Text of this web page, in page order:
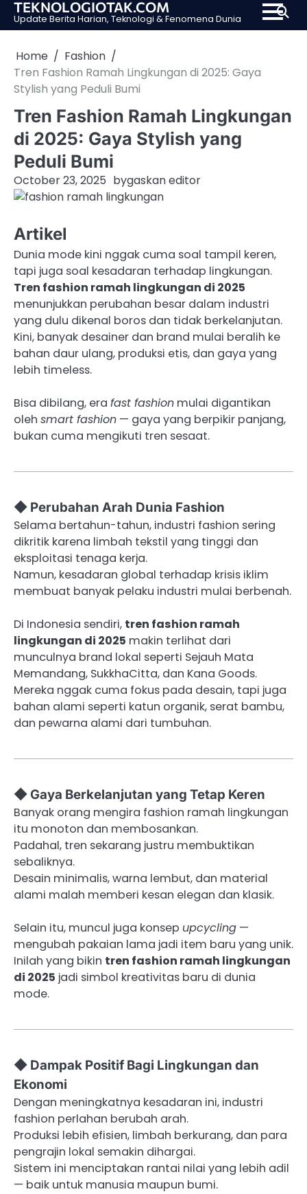
SkipTEKNOLOGIOTAK.COM
Update Berita Harian, Teknologi & Fenomena Dunia
Home
Fashion
Tren Fashion Ramah Lingkungan di 2025: Gaya
Stylish yang Peduli Bumi
Tren Fashion Ramah Lingkungan
di 2025: Gaya Stylish yang
Peduli Bumi
October 23, 2025 bygaskan editor
Artikel
Dunia mode kini nggak cuma soal tampil keren,
tapi juga soal kesadaran terhadap lingkungan.
Tren fashion ramah lingkungan di 2025
menunjukkan perubahan besar dalam industri
yang dulu dikenal boros dan tidak berkelanjutan.
Kini, banyak desainer dan brand mulai beralih ke
bahan daur ulang, produksi etis, dan gaya yang
lebih timeless.
Bisa dibilang, era fast fashion mulai digantikan
oleh smart fashion — gaya yang berpikir panjang,
bukan cuma mengikuti tren sesaat.
◆ Perubahan Arah Dunia Fashion
Selama bertahun-tahun, industri fashion sering
dikritik karena limbah tekstil yang tinggi dan
eksploitasi tenaga kerja.
Namun, kesadaran global terhadap krisis iklim
membuat banyak pelaku industri mulai berbenah.
Di Indonesia sendiri, tren fashion ramah
lingkungan di 2025 makin terlihat dari
munculnya brand lokal seperti Sejauh Mata
Memandang, SukkhaCitta, dan Kana Goods.
Mereka nggak cuma fokus pada desain, tapi juga
bahan alami seperti katun organik, serat bambu,
dan pewarna alami dari tumbuhan.
◆ Gaya Berkelanjutan yang Tetap Keren
Banyak orang mengira fashion ramah lingkungan
itu monoton dan membosankan.
Padahal, tren sekarang justru membuktikan
sebaliknya.
Desain minimalis, warna lembut, dan material
alami malah memberi kesan elegan dan klasik.
Selain itu, muncul juga konsep upcycling —
mengubah pakaian lama jadi item baru yang unik.
Inilah yang bikin tren fashion ramah lingkungan
di 2025 jadi simbol kreativitas baru di dunia
mode.
◆ Dampak Positif Bagi Lingkungan dan
Ekonomi
Dengan meningkatnya kesadaran ini, industri
fashion perlahan berubah arah.
Produksi lebih efisien, limbah berkurang, dan para
pengrajin lokal semakin dihargai.
Sistem ini menciptakan rantai nilai yang lebih adil
— baik untuk manusia maupun bumi.